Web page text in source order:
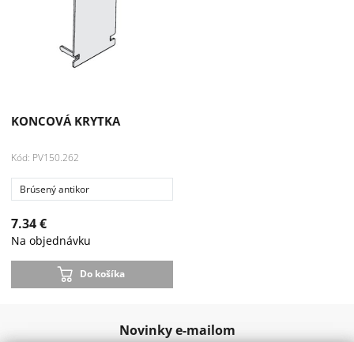
KONCOVÁ KRYTKA
Kód: PV150.262
Brúsený antikor
7.34 €
Na objednávku
Do košíka
Novinky e-mailom